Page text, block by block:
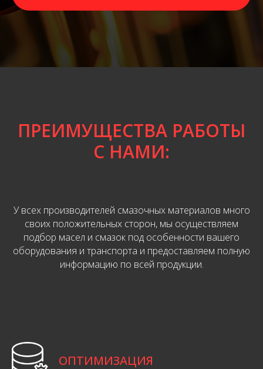
ПРЕИМУЩЕСТВА РАБОТЫ
С НАМИ:
У всех производителей смазочных материалов много
своих положительных сторон, мы осуществляем
подбор масел и смазок под особенности вашего
оборудования и транспорта и предоставляем полную
информацию по всей продукции.
ОПТИМИЗАЦИЯ